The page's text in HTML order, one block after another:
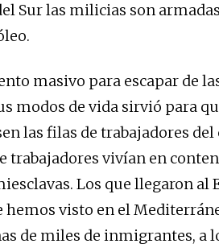
Sur las milicias son
masivo para escapar de
modos de vida sirvió para
las filas de trabajadores del
trabajadores vivían en
Los que llegaron al
hemos visto en el
de miles de inmigrantes, a